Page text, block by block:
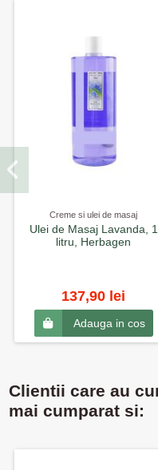
Creme si ulei de masaj
Ulei de Masaj Lavanda, 1
litru, Herbagen
137,90 lei
Adauga in cos
Clientii care au
mai cumparat si: